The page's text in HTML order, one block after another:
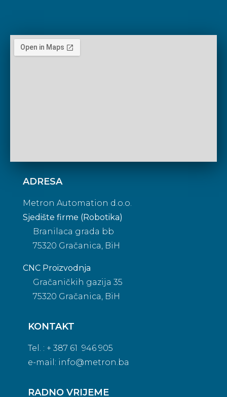
ADRESA
Metron Automation d.o.o.
Sjedište firme (Robotika)
Branilaca grada bb
75320 Gračanica, BiH
CNC Proizvodnja
Gračaničkih gazija 35
75320 Gračanica, BiH
KONTAKT
Tel. : + 387 61 946 905
e-mail: info@metron.ba
RADNO VRIJEME